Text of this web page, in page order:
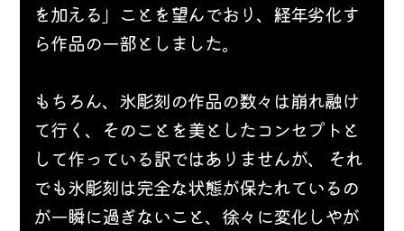
を加える」ことを望んでおり、経年劣化す
ら作品の一部としました。
もちろん、氷彫刻の作品の数々は崩れ融け
て行く、そのことを美としたコンセプトと
して作っている訳ではありませんが、 それ
でも氷彫刻は完全な状態が保たれているの
が一瞬に過ぎないこと、徐々に変化しやが